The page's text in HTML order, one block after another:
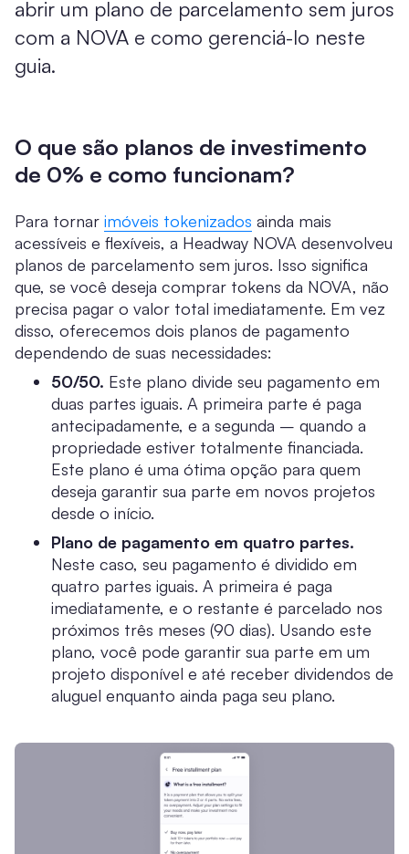
abrir um plano de parcelamento sem juros
com a NOVA e como gerenciá-lo neste
guia.
O que são planos de investimento
de 0% e como funcionam?
Para tornar imóveis tokenizados ainda mais
acessíveis e flexíveis, a Headway NOVA desenvolveu
planos de parcelamento sem juros. Isso significa
que, se você deseja comprar tokens da NOVA, não
precisa pagar o valor total imediatamente. Em vez
disso, oferecemos dois planos de pagamento
dependendo de suas necessidades:
50/50. Este plano divide seu pagamento em
duas partes iguais. A primeira parte é paga
antecipadamente, e a segunda – quando a
propriedade estiver totalmente financiada.
Este plano é uma ótima opção para quem
deseja garantir sua parte em novos projetos
desde o início.
Plano de pagamento em quatro partes.
Neste caso, seu pagamento é dividido em
quatro partes iguais. A primeira é paga
imediatamente, e o restante é parcelado nos
próximos três meses (90 dias). Usando este
plano, você pode garantir sua parte em um
projeto disponível e até receber dividendos de
aluguel enquanto ainda paga seu plano.